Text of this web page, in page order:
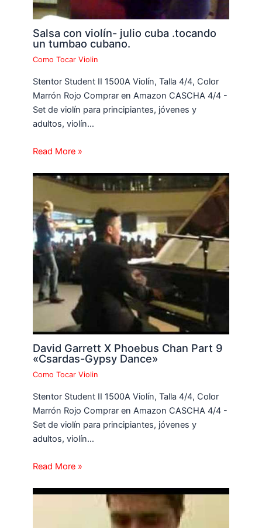
Salsa con violín- julio cuba .tocando
un tumbao cubano.
Como Tocar Violin
Stentor Student II 1500A Violín, Talla 4/4, Color
Marrón Rojo Comprar en Amazon CASCHA 4/4 -
Set de violín para principiantes, jóvenes y
adultos, violín…
Read More »
David Garrett X Phoebus Chan Part 9
«Csardas-Gypsy Dance»
Como Tocar Violin
Stentor Student II 1500A Violín, Talla 4/4, Color
Marrón Rojo Comprar en Amazon CASCHA 4/4 -
Set de violín para principiantes, jóvenes y
adultos, violín…
Read More »